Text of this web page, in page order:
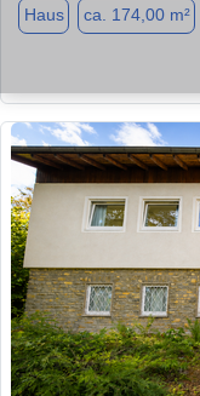
Haus ca. 174,00 m²